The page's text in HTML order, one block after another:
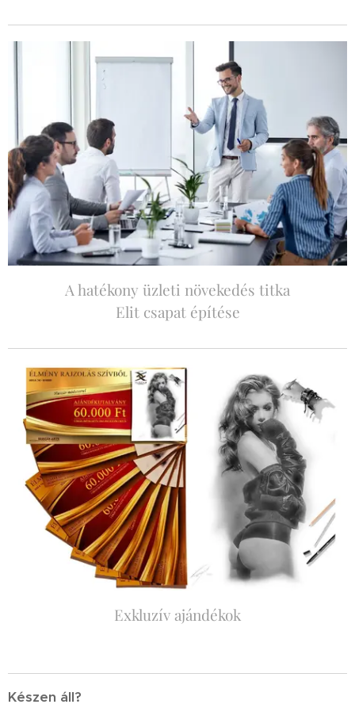
A hatékony üzleti növekedés titka
Elit csapat építése
Exkluzív ajándékok
Készen áll?